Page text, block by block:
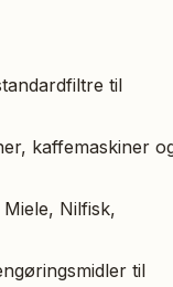
til
kaffemaskiner
Nilfisk,
til